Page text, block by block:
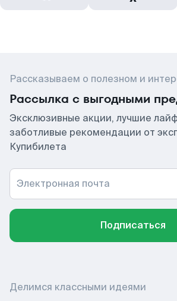
Рассказываем о полезном и
Рассылка с выгодными
Эксклюзивные акции, лучшие
заботливые рекомендации от
Купибилета
Электронная почта
Подписаться
Делимся классными идеями